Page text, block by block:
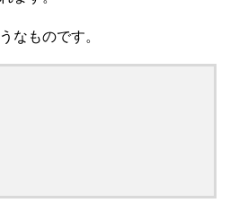
なものです。